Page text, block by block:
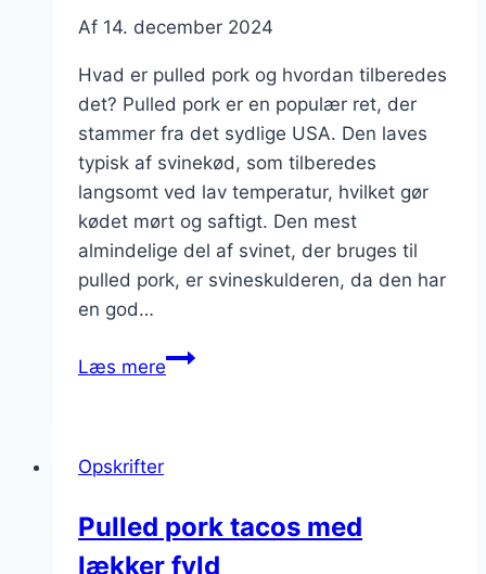
Af 14. december 2024
Hvad er pulled pork og hvordan tilberedes
det? Pulled pork er en populær ret, der
stammer fra det sydlige USA. Den laves
typisk af svinekød, som tilberedes
langsomt ved lav temperatur, hvilket gør
kødet mørt og saftigt. Den mest
almindelige del af svinet, der bruges til
pulled pork, er svineskulderen, da den har
en god…
Læs merePulled
Opskrifter
Pulled pork tacos med
lækker fyld